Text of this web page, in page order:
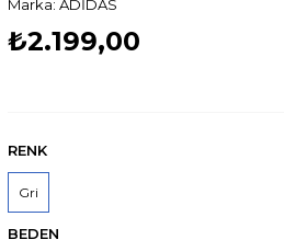
ADİDAS
₺2.199,00
RENK
Gri
BEDEN